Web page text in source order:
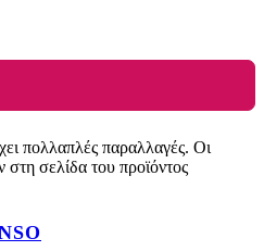
πολλαπλές παραλλαγές. Οι
στη σελίδα του προϊόντος